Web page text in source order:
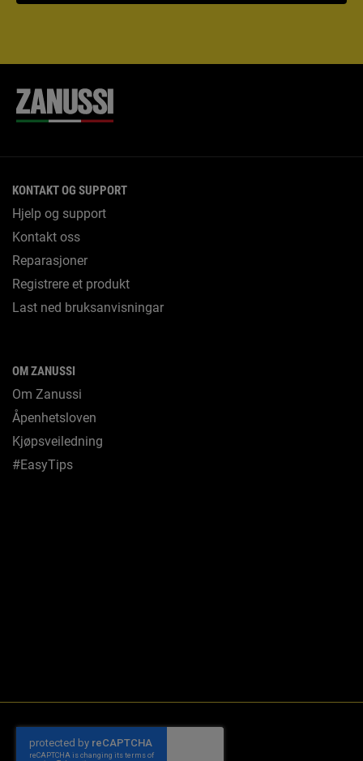
KONTAKT OG SUPPORT
Hjelp og support
Kontakt oss
Reparasjoner
Registrere et produkt
Last ned bruksanvisningar
OM ZANUSSI
Om Zanussi
Åpenhetsloven
Kjøpsveiledning
#EasyTips